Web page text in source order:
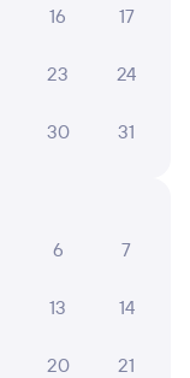
16 17
23 24
30 31
6 7
13 14
20 21